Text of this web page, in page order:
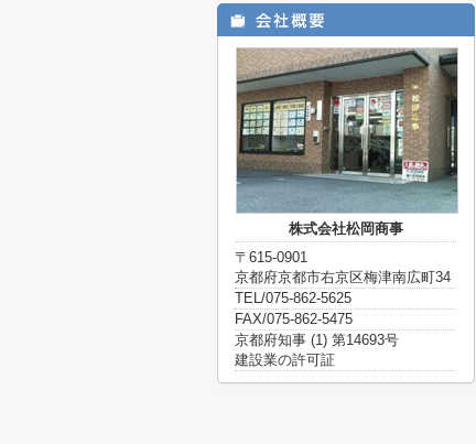
株式会社松岡商事
〒615-0901
京都府京都市右京区梅津南広町34
TEL/075-862-5625
FAX/075-862-5475
京都府知事 (1) 第14693号
建設業の許可証